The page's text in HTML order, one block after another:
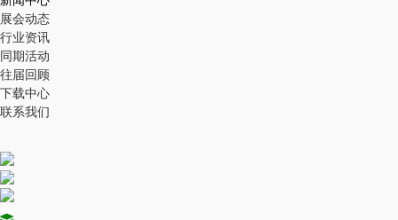
展会动态
行业资讯
同期活动
往届回顾
下载中心
联系我们